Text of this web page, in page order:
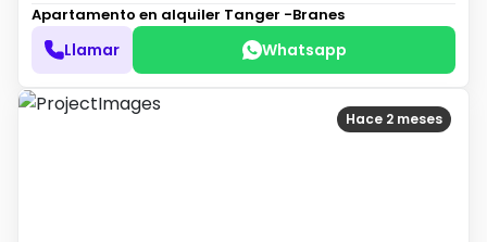
Apartamento en alquiler Tanger -Branes
Llamar Whatsapp
Hace 2 meses